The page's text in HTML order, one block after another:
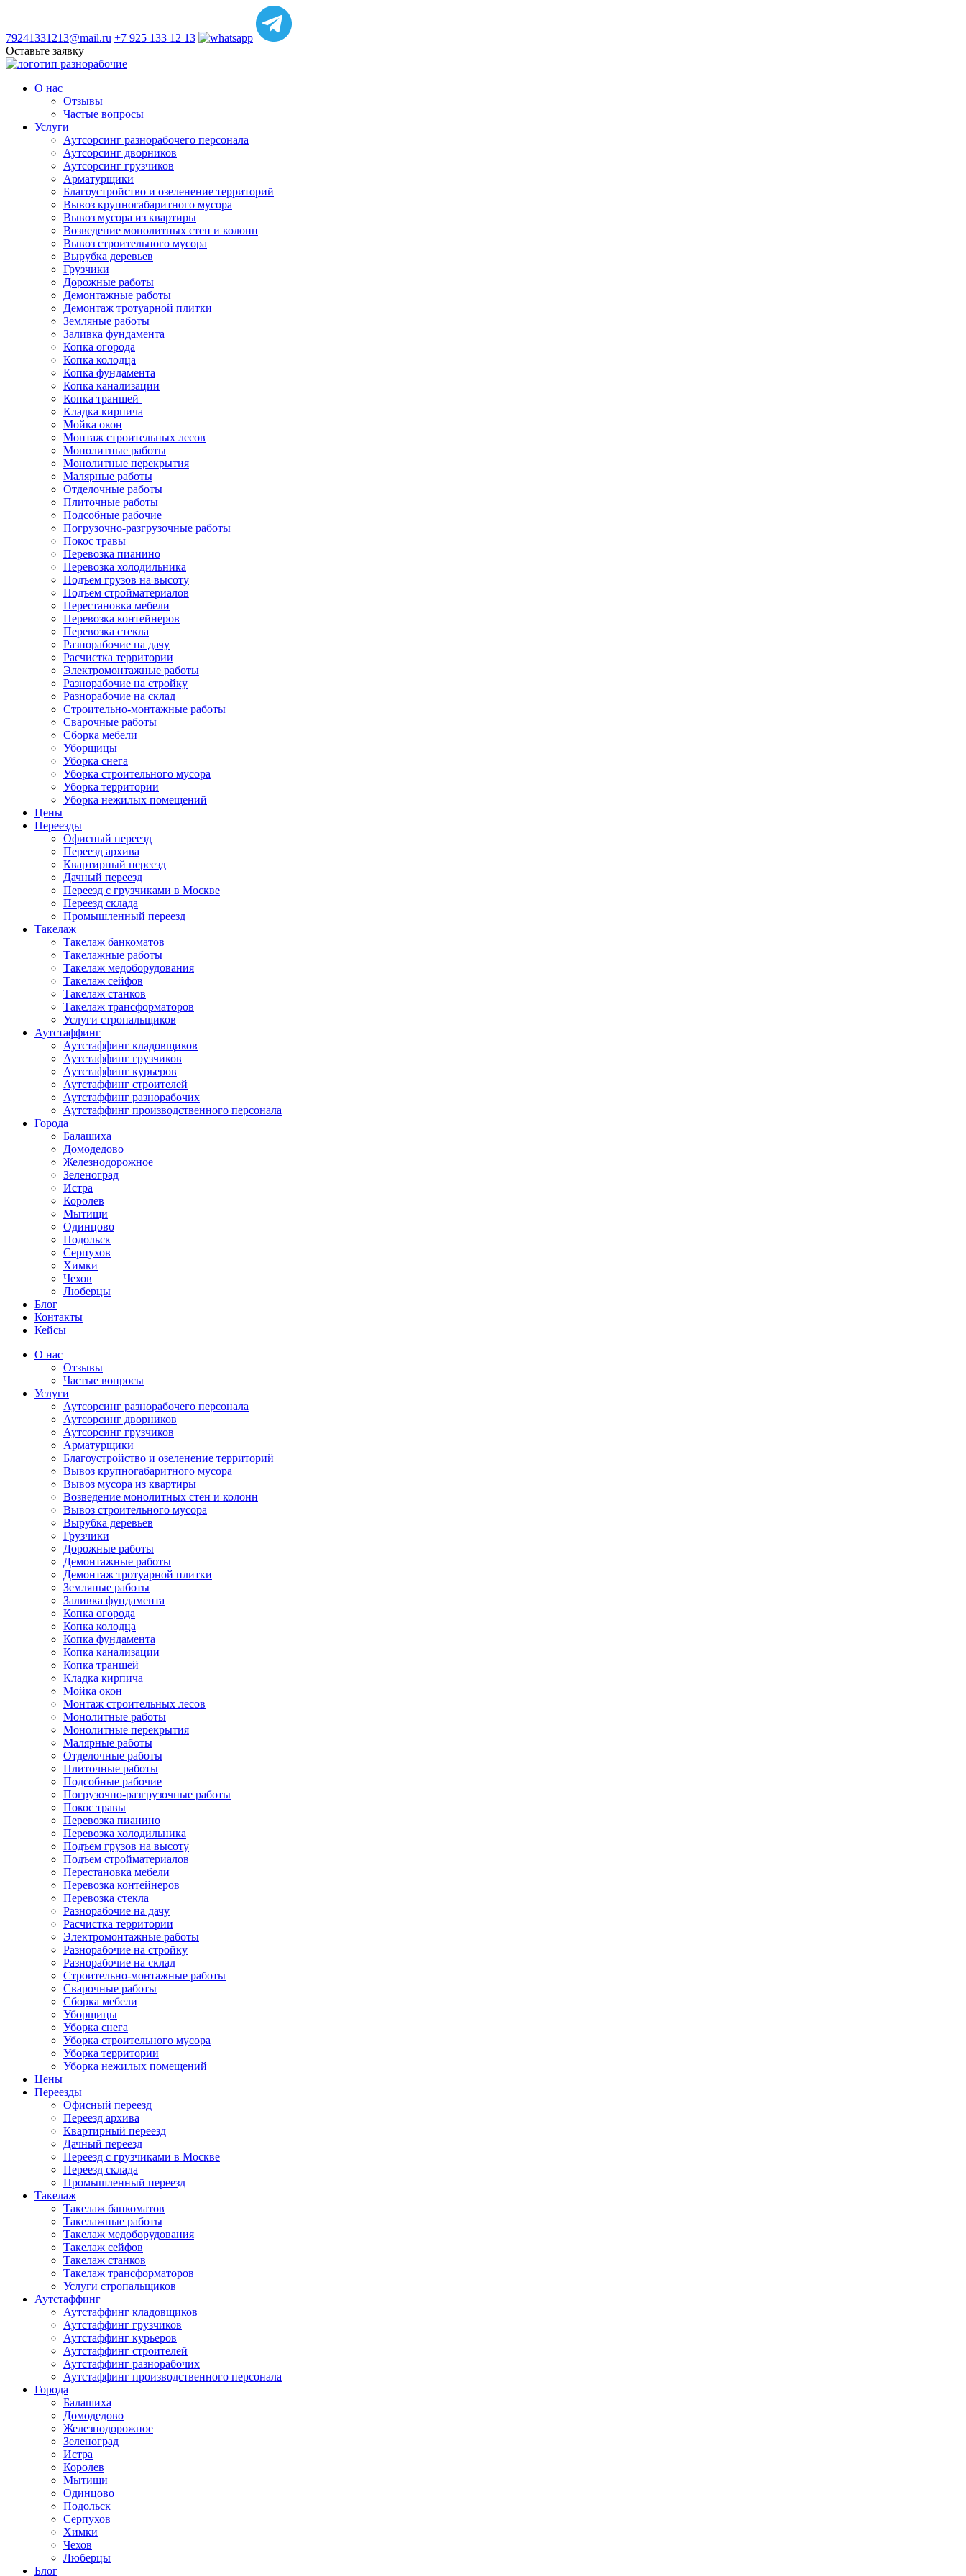
79241331213@mail.ru +7 925 133 12 13
Оставьте заявку
О нас
Отзывы
Частые вопросы
Услуги
Аутсорсинг разнорабочего персонала
Аутсорсинг дворников
Аутсорсинг грузчиков
Арматурщики
Благоустройство и озеленение территорий
Вывоз крупногабаритного мусора
Вывоз мусора из квартиры
Возведение монолитных стен и колонн
Вывоз строительного мусора
Вырубка деревьев
Грузчики
Дорожные работы
Демонтажные работы
Демонтаж тротуарной плитки
Земляные работы
Заливка фундамента
Копка огорода
Копка колодца
Копка фундамента
Копка канализации
Копка траншей
Кладка кирпича
Мойка окон
Монтаж строительных лесов
Монолитные работы
Монолитные перекрытия
Малярные работы
Отделочные работы
Плиточные работы
Подсобные рабочие
Погрузочно-разгрузочные работы
Покос травы
Перевозка пианино
Перевозка холодильника
Подъем грузов на высоту
Подъем стройматериалов
Перестановка мебели
Перевозка контейнеров
Перевозка стекла
Разнорабочие на дачу
Расчистка территории
Электромонтажные работы
Разнорабочие на стройку
Разнорабочие на склад
Строительно-монтажные работы
Сварочные работы
Сборка мебели
Уборщицы
Уборка снега
Уборка строительного мусора
Уборка территории
Уборка нежилых помещений
Цены
Переезды
Офисный переезд
Переезд архива
Квартирный переезд
Дачный переезд
Переезд с грузчиками в Москве
Переезд склада
Промышленный переезд
Такелаж
Такелаж банкоматов
Такелажные работы
Такелаж медоборудования
Такелаж сейфов
Такелаж станков
Такелаж трансформаторов
Услуги стропальщиков
Аутстаффинг
Аутстаффинг кладовщиков
Аутстаффинг грузчиков
Аутстаффинг курьеров
Аутстаффинг строителей
Аутстаффинг разнорабочих
Аутстаффинг производственного персонала
Города
Балашиха
Домодедово
Железнодорожное
Зеленоград
Истра
Королев
Мытищи
Одинцово
Подольск
Серпухов
Химки
Чехов
Люберцы
Блог
Контакты
Кейсы
О нас
Отзывы
Частые вопросы
Услуги
Аутсорсинг разнорабочего персонала
Аутсорсинг дворников
Аутсорсинг грузчиков
Арматурщики
Благоустройство и озеленение территорий
Вывоз крупногабаритного мусора
Вывоз мусора из квартиры
Возведение монолитных стен и колонн
Вывоз строительного мусора
Вырубка деревьев
Грузчики
Дорожные работы
Демонтажные работы
Демонтаж тротуарной плитки
Земляные работы
Заливка фундамента
Копка огорода
Копка колодца
Копка фундамента
Копка канализации
Копка траншей
Кладка кирпича
Мойка окон
Монтаж строительных лесов
Монолитные работы
Монолитные перекрытия
Малярные работы
Отделочные работы
Плиточные работы
Подсобные рабочие
Погрузочно-разгрузочные работы
Покос травы
Перевозка пианино
Перевозка холодильника
Подъем грузов на высоту
Подъем стройматериалов
Перестановка мебели
Перевозка контейнеров
Перевозка стекла
Разнорабочие на дачу
Расчистка территории
Электромонтажные работы
Разнорабочие на стройку
Разнорабочие на склад
Строительно-монтажные работы
Сварочные работы
Сборка мебели
Уборщицы
Уборка снега
Уборка строительного мусора
Уборка территории
Уборка нежилых помещений
Цены
Переезды
Офисный переезд
Переезд архива
Квартирный переезд
Дачный переезд
Переезд с грузчиками в Москве
Переезд склада
Промышленный переезд
Такелаж
Такелаж банкоматов
Такелажные работы
Такелаж медоборудования
Такелаж сейфов
Такелаж станков
Такелаж трансформаторов
Услуги стропальщиков
Аутстаффинг
Аутстаффинг кладовщиков
Аутстаффинг грузчиков
Аутстаффинг курьеров
Аутстаффинг строителей
Аутстаффинг разнорабочих
Аутстаффинг производственного персонала
Города
Балашиха
Домодедово
Железнодорожное
Зеленоград
Истра
Королев
Мытищи
Одинцово
Подольск
Серпухов
Химки
Чехов
Люберцы
Блог